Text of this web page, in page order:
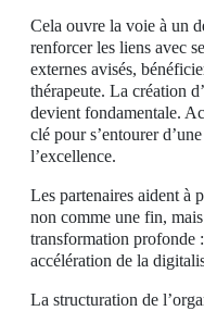
Cela ouvre la voie à un
renforcer les liens avec
externes avisés,
thérapeute. La création
devient fondamentale.
clé pour s’entourer
l’excellence.
Les partenaires aident à
non comme une fin,
transformation profonde
accélération de la
La structuration de